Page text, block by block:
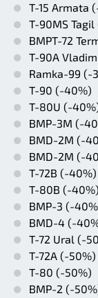
T-15 Armata
T-90MS
BMPT-72
T-90A
Ramka-99 (-
T-90 (-40%)
T-80U (-
BMP-3M (-
BMD-2M (-
BMD-2M (-
T-72B (-40%)
T-80B (-40%)
BMP-3 (-
BMD-4 (-
T-72 Ural (-
T-72A (-50%)
T-80 (-50%)
BMP-2 (-